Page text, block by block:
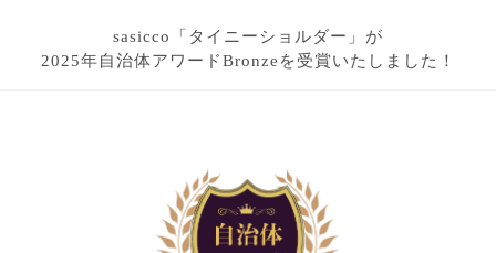
sasicco「タイニーショルダー」が
2025年自治体アワードBronzeを受賞いたしました！